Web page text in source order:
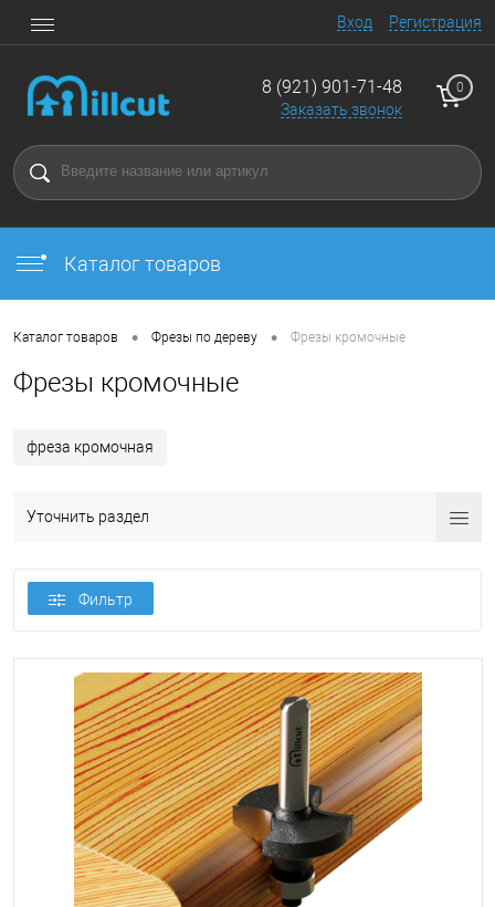
Вход Регистрация
8 (921) 901-71-48
Заказать звонок
0
Каталог товаров
Каталог товаров • Фрезы по дереву • Фрезы кромочные
Фрезы кромочные
фреза кромочная
Уточнить раздел
Фильтр